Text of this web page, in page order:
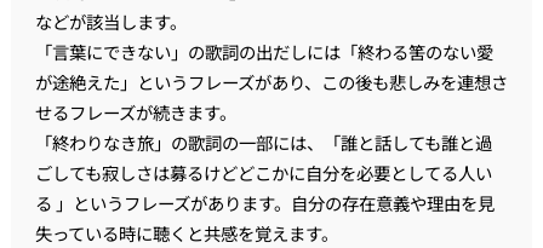
などが該当します。
「言葉にできない」の歌詞の出だしには「終わる筈のない愛
が途絶えた」というフレーズがあり、この後も悲しみを連想さ
せるフレーズが続きます。
「終わりなき旅」の歌詞の一部には、「誰と話しても誰と過
ごしても寂しさは募るけどどこかに自分を必要としてる人い
る 」というフレーズがあります。自分の存在意義や理由を見
失っている時に聴くと共感を覚えます。